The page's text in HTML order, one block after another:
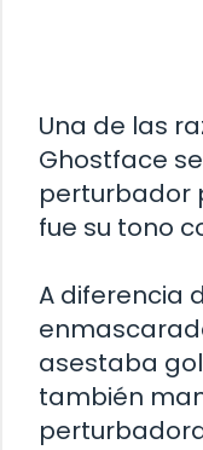
Una de las
Ghostface
perturbador
fue su tono
A diferencia
asestaba
también